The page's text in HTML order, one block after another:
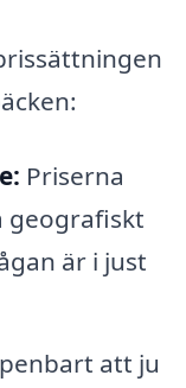
Priserna
geografiskt
är i just
att ju